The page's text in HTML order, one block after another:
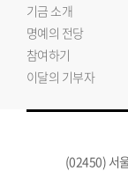
기금 소개
명예의 전당
참여하기
이달의 기부자
(02450) 서